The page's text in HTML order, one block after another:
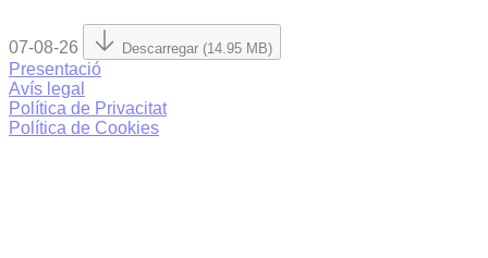
07-08-26 Descarregar (14.95 MB)
Presentació
Avís legal
Política de Privacitat
Política de Cookies